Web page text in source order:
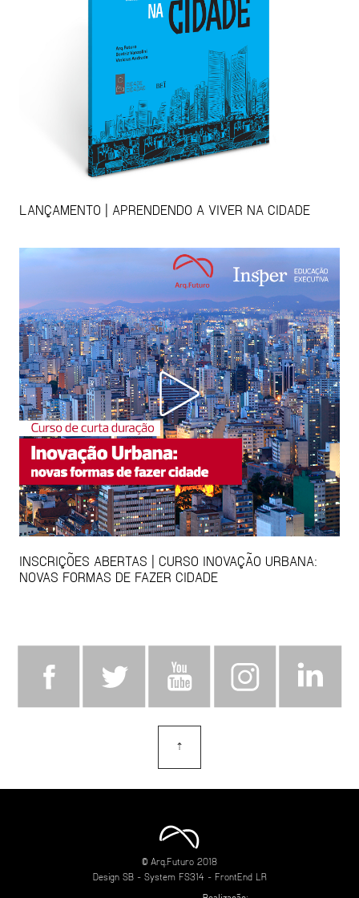
LANÇAMENTO | APRENDENDO A VIVER NA CIDADE
INSCRIÇÕES ABERTAS | CURSO INOVAÇÃO URBANA:
NOVAS FORMAS DE FAZER CIDADE
⇡
© Arq.Futuro 2018
Design SB- System FS314 - FrontEnd LR